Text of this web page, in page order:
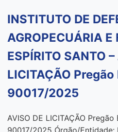
INSTITUTO DE
AGROPECUÁRIA E
ESPÍRITO SANTO
LICITAÇÃO
90017/2025
AVISO DE LICITAÇÃO